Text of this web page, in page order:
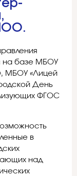
на базе МБОУ
МБОУ «Лицей
День
ФГОС
в
над